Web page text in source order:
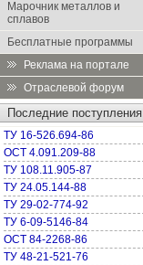
Марочник металлов и
сплавов
Бесплатные программы
Реклама на портале
Отраслевой форум
Последние поступления
ТУ 16-526.694-86
ОСТ 4.091.209-88
ТУ 108.11.905-87
ТУ 24.05.144-88
ТУ 29-02-774-92
ТУ 6-09-5146-84
ОСТ 84-2268-86
ТУ 48-21-521-76